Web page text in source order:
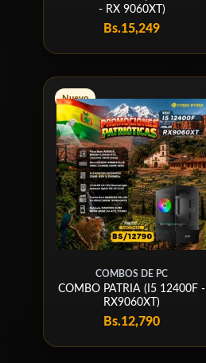
- RX 9060XT)
Bs.15,249
Nuevo
COMBOS DE PC
COMBO PATRIA (I5 12400F -
RX9060XT)
Bs.12,790